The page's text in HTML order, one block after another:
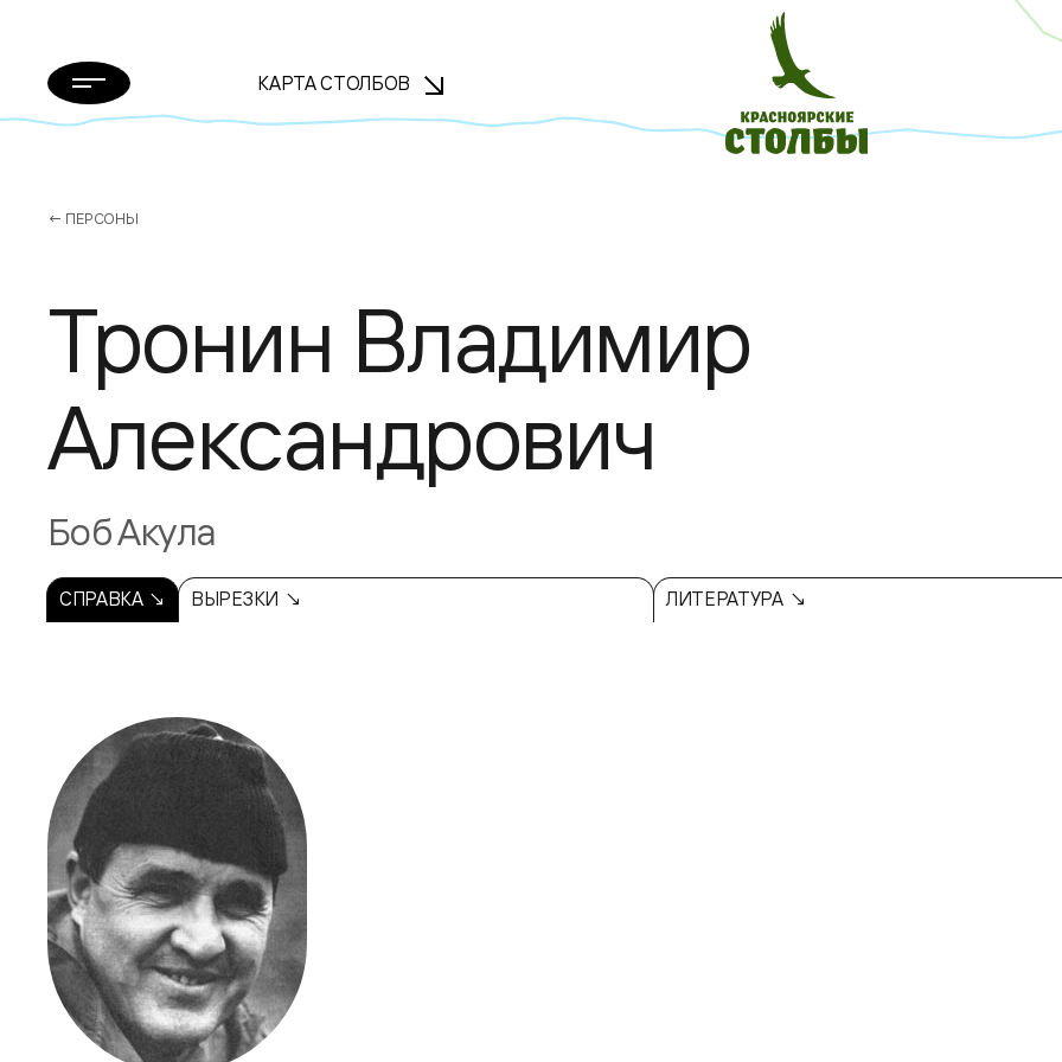
КАРТА СТОЛБОВ
← ПЕРСОНЫ
Тронин Владимир
Александрович
Боб Акула
СПРАВКА ↘ ВЫРЕЗКИ ↘ ЛИТЕРАТУРА ↘